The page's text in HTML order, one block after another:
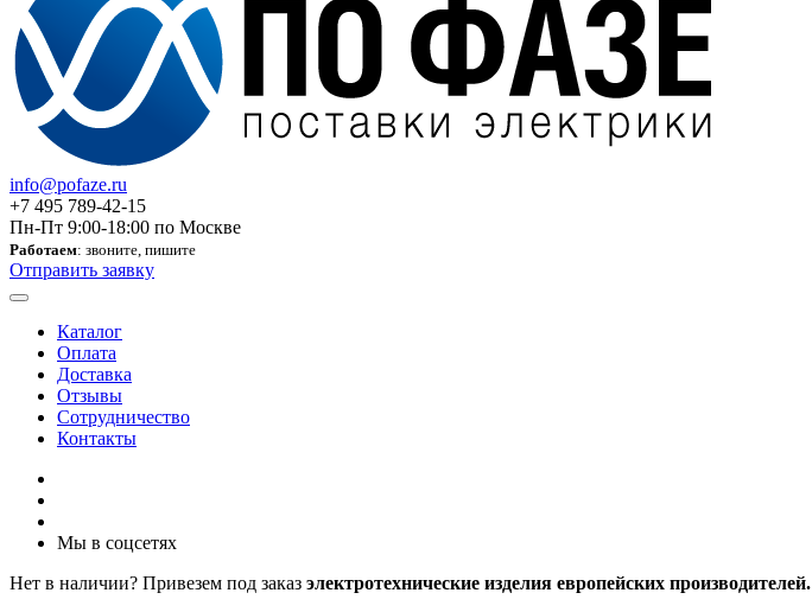
info@pofaze.ru
+7 495 789-42-15
Пн-Пт 9:00-18:00 по Москве
Работаем: звоните, пишите
Отправить заявку
Каталог
Оплата
Доставка
Отзывы
Сотрудничество
Контакты
Мы в соцсетях
Нет в наличии? Привезем под заказ электротехнические изделия европейских производителей.